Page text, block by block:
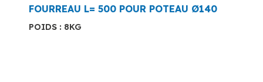
FOURREAU L= 500 POUR POTEAU Ø140
POIDS : 8KG